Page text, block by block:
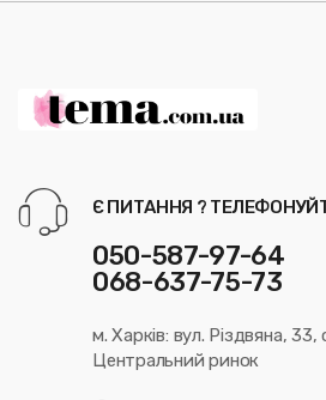
Є ПИТАННЯ ?
050-587-97-64
068-637-75-73
м. Харків: вул. Різдвяна, 33,
Центральний ринок